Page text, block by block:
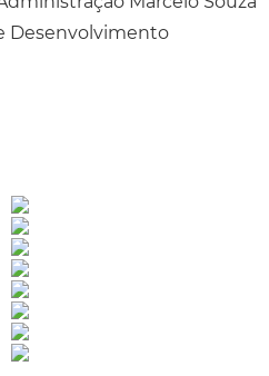
Desenvolvimento